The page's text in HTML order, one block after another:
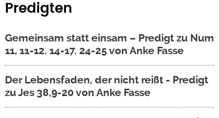
Predigten
Gemeinsam statt einsam – Predigt zu Num
11, 11-12. 14-17. 24-25 von Anke Fasse
Der Lebensfaden, der nicht reißt - Predigt
zu Jes 38,9-20 von Anke Fasse